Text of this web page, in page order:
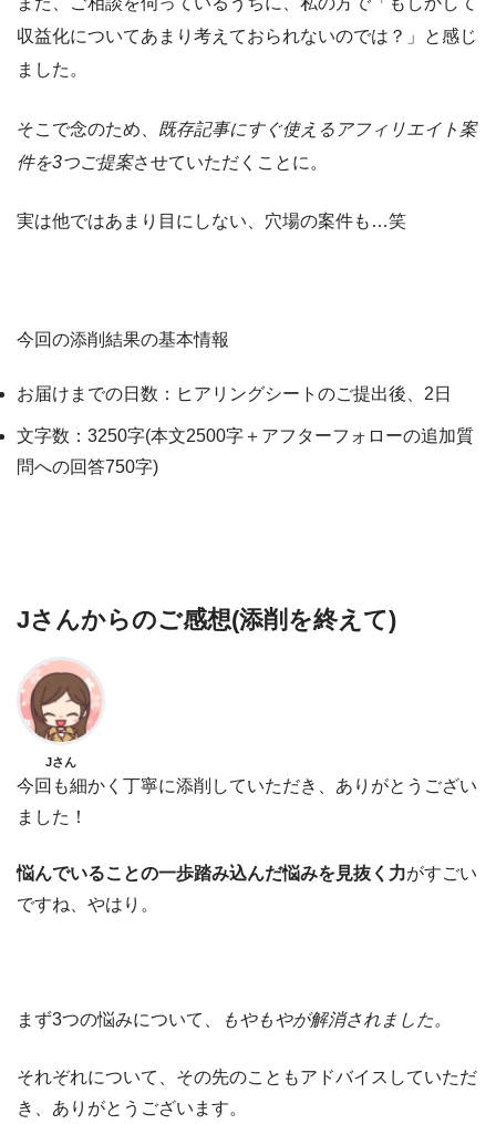
収益化についてあまり考えておられないのでは？」と感じ
ました。
そこで念のため、 既存記事にすぐ使えるアフィリエイト案
件を3つご提案させていただくことに。
実は他ではあまり目にしない、穴場の案件も…笑
今回の添削結果の基本情報
お届けまでの日数：ヒアリングシートのご提出後、2日
文字数：3250字(本文2500字＋アフターフォローの追加質
問への回答750字)
Jさんからのご感想(添削を終えて)
Jさん
今回も細かく丁寧に添削していただき、ありがとうござい
ました！
悩んでいることの一歩踏み込んだ悩みを見抜く力がすごい
ですね、やはり。
まず3つの悩みについて、 もやもやが解消されました。
それぞれについて、その先のこともアドバイスしていただ
き、ありがとうございます。